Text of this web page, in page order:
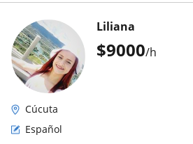
$9000/h
Liliana
Cúcuta
Español